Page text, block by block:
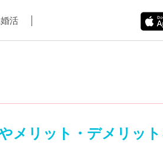
活
メリット・デメリット